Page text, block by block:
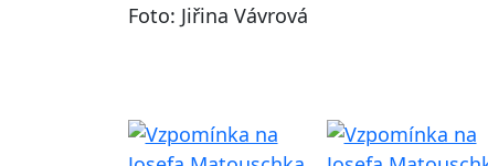
Foto: Jiřina Vávrová